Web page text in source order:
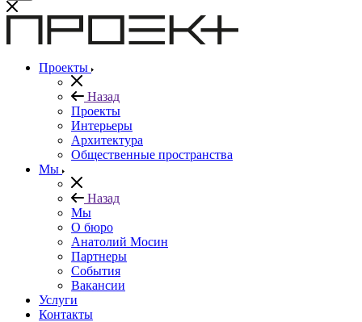
Проекты
Назад
Проекты
Интерьеры
Архитектура
Общественные пространства
Мы
Назад
Мы
О бюро
Анатолий Мосин
Партнеры
События
Вакансии
Услуги
Контакты